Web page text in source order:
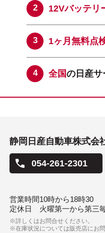
12Vバッテリ
1ヶ月無料点
全国の日産サ
静岡日産自動車株式会
054-261-2301
営業時間10時から18時30
定休日
火曜第一から第三
※詳しくはお問合せください。
※在庫状況については販売店にお